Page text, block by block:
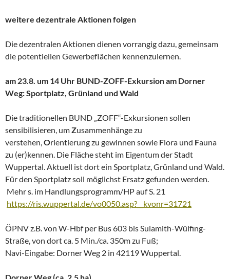
weitere dezentrale Aktionen folgen
Die dezentralen Aktionen dienen vorrangig dazu, gemeinsam
die potentiellen Gewerbeflächen kennenzulernen.
am 23.8. um 14 Uhr BUND-ZOFF-Exkursion am Dorner
Weg: Sportplatz, Grünland und Wald
Die traditionellen BUND „ZOFF“-Exkursionen sollen
sensibilisieren, umZusammenhänge zu
verstehen, Orientierung zu gewinnen sowie Flora und Fauna
zu (er)kennen. Die Fläche steht im Eigentum der Stadt
Wuppertal. Aktuell ist dort ein Sportplatz, Grünland und Wald.
Für den Sportplatz soll möglichst Ersatz gefunden werden.
Mehr s. im Handlungsprogramm/HP auf S. 21
https://ris.wuppertal.de/vo0050.asp?__kvonr=31721
ÖPNV z.B. von W-Hbf per Bus 603 bis Sulamith-Wülfing-
Straße, von dort ca. 5 Min./ca. 350m zu Fuß;
Navi-Eingabe: Dorner Weg 2 in 42119 Wuppertal.
Dorner Weg (ca. 2,5 ha)